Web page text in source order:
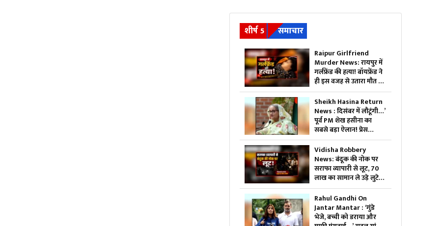
शीर्ष 5 समाचार
Raipur Girlfriend
Murder News: रायपुर में
गर्लफ्रेंड की हत्या! बॉयफ्रेंड ने
ही इस वजह से उतारा मौत के
घाट, 6 महीने से रह रहे थे लिव
इन में
Sheikh Hasina Return
News : दिसंबर में लौटूंगी…’
पूर्व PM शेख हसीना का
सबसे बड़ा ऐलान! प्रेस
कॉन्फ्रेंस में खोले ऐसे राज,
मच सकता है सियासी भूचाल
Vidisha Robbery
News: बंदूक की नोक पर
सराफा व्यापारी से लूट, 70
लाख का सामान ले उड़े लुटेरे,
जाते-जाते मार दी गोली
Rahul Gandhi On
Jantar Mantar : ‘गुंडे
भेजे, बच्ची को डराया और